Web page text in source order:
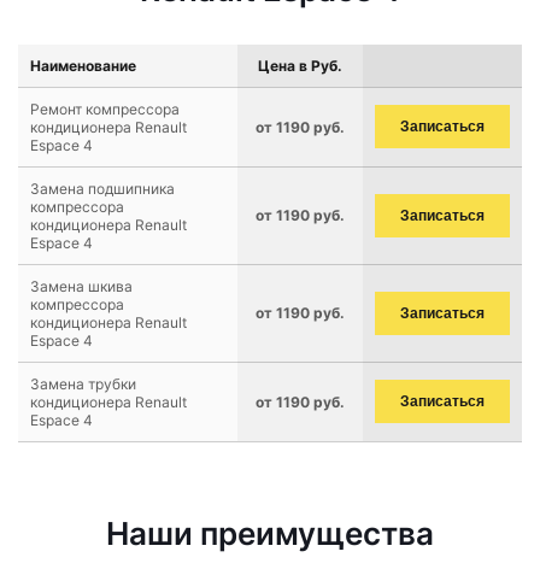
Наименование Цена в Руб.
Ремонт компрессора
кондиционера Renault
Espace 4
от 1190 руб. Записаться
Замена подшипника
компрессора
кондиционера Renault
Espace 4
от 1190 руб. Записаться
Замена шкива
компрессора
кондиционера Renault
Espace 4
от 1190 руб. Записаться
Замена трубки
кондиционера Renault
Espace 4
от 1190 руб. Записаться
Наши преимущества